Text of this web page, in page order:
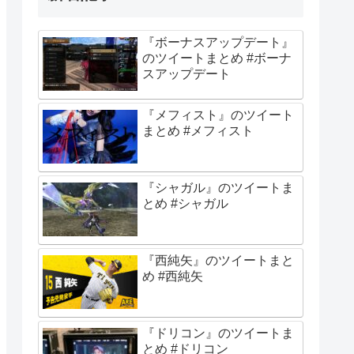
『ボーナスアップデート』
のツイートまとめ #ボーナ
スアップデート
『メフィスト』のツイート
まとめ #メフィスト
『シャガル』のツイートま
とめ #シャガル
『西純矢』のツイートまと
め #西純矢
『ドリコン』のツイートま
とめ #ドリコン